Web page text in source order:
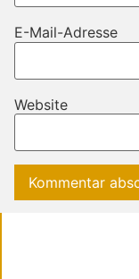
E-Mail-Adresse
Website